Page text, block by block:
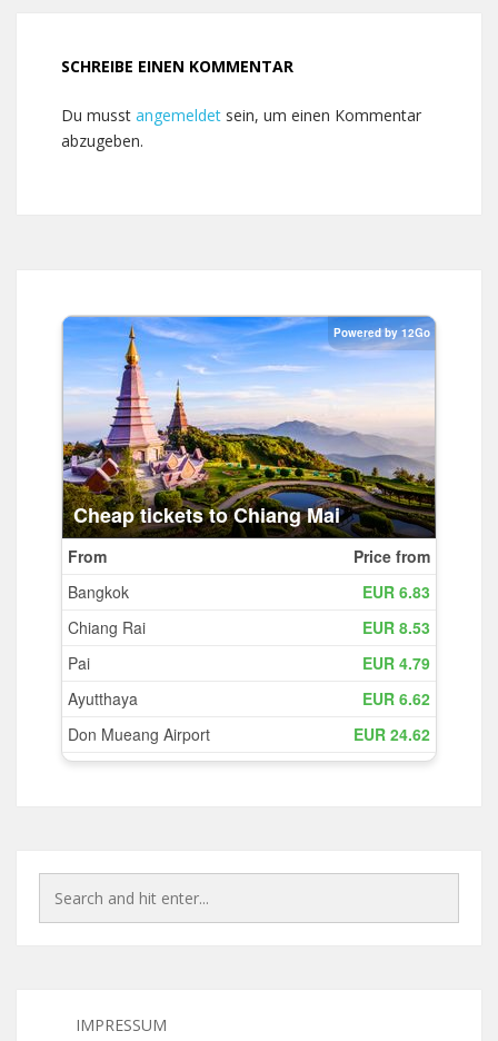
SCHREIBE EINEN KOMMENTAR
Du musst angemeldet sein, um einen Kommentar
abzugeben.
IMPRESSUM